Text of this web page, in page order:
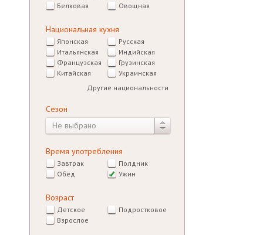
Белковая
Овощная
Национальная кухня
Японская
Русская
Итальянская
Индийская
Французская
Грузинская
Китайская
Украинская
Другие национальности
Сезон
Не выбрано
Время употребления
Завтрак
Полдник
Обед
Ужин
Возраст
Детское
Подростковое
Взрослое